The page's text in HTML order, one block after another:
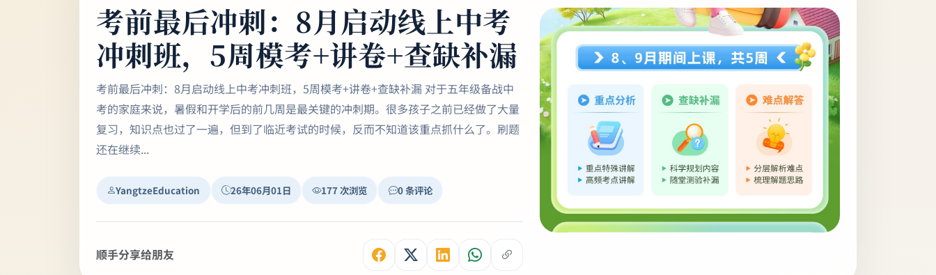
考前最后冲刺：8月启动线上中考
冲刺班，5周模考+讲卷+查缺补漏
考前最后冲刺：8月启动线上中考冲刺班，5周模考+讲卷+查缺补漏 对于五年级备战中
考的家庭来说，暑假和开学后的前几周是最关键的冲刺期。很多孩子之前已经做了大量
复习，知识点也过了一遍，但到了临近考试的时候，反而不知道该重点抓什么了。刷题
还在继续...
YangtzeEducation 26年06月01日 177 次浏览 0 条评论
顺手分享给朋友